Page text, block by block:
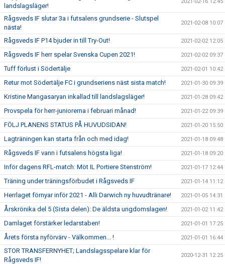
landslagsläger!
Rågsveds IF slutar 3a i futsalens grundserie - Slutspel
nästa!
2021-02-08 10:07
Rågsveds IF P14 bjuder in till Try-Out! 2021-02-02 12:05
Rågsveds IF herr spelar Svenska Cupen 2021! 2021-02-02 09:37
Tuff förlust i Södertälje 2021-02-01 10:42
Retur mot Södertälje FC i grundseriens näst sista match! 2021-01-30 09:39
Kristine Mangasaryan inkallad till landslagsläger! 2021-01-28 09:42
Provspela för herr-juniorerna i februari månad! 2021-01-22 09:39
FÖLJ PLANENS STATUS PÅ HUVUDSIDAN! 2021-01-20 15:50
Lagträningen kan starta från och med idag! 2021-01-18 09:48
Rågsveds IF vann i futsalens högsta liga! 2021-01-18 09:20
Inför dagens RFL-match: Möt IL Portiere Stenström! 2021-01-17 12:44
Träning under träningsförbudet i Rågsveds IF 2021-01-14 11:12
Herrlaget förnyar inför 2021 - Alli Darwich ny huvudtränare! 2021-01-05 14:31
Årskrönika del 5 (Sista delen): De äldsta ungdomslagen! 2021-01-02 11:42
Damlaget förstärker ledarstaben! 2021-01-01 17:25
Årets första nyförvärv - Välkommen... ! 2021-01-01 16:44
STOR TRANSFERNYHET; Landslagsspelare klar för
Rågsveds IF!
2020-12-31 12:25